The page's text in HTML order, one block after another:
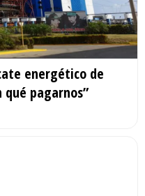
energético de
qué pagarnos”